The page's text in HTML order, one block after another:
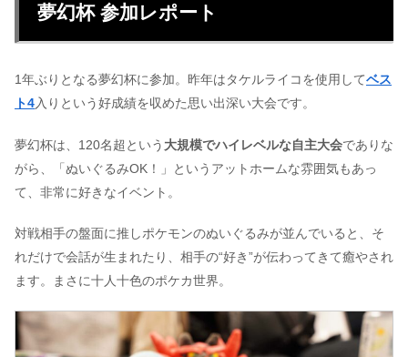
夢幻杯 参加レポート
1年ぶりとなる夢幻杯に参加。昨年はタケルライコを使用してベス
ト4入りという好成績を収めた思い出深い大会です。
夢幻杯は、120名超という 大規模でハイレベルな自主大会でありな
がら、「ぬいぐるみOK！」というアットホームな雰囲気もあっ
て、非常に好きなイベント。
対戦相手の盤面に推しポケモンのぬいぐるみが並んでいると、そ
れだけで会話が生まれたり、相手の“好き”が伝わってきて癒やされ
ます。まさに十人十色のポケカ世界。